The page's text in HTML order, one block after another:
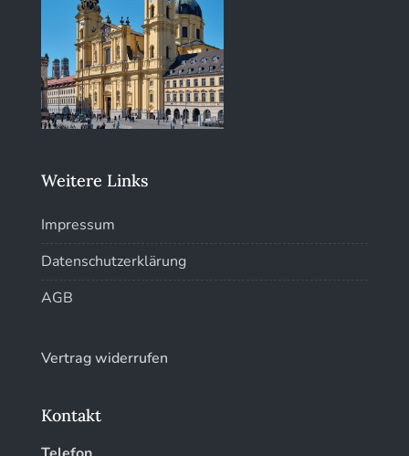
Kunstführer XYZ
Weitere Links
Impressum
Datenschutzerklärung
AGB
Vertrag widerrufen
Kontakt